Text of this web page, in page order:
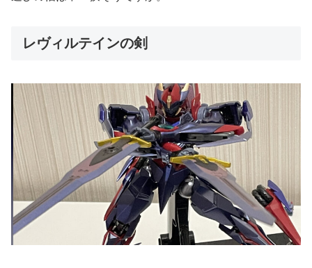
レヴィルテインの剣